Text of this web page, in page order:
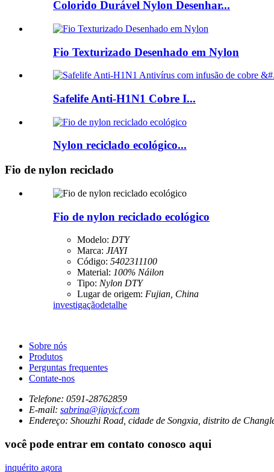
Colorido Durável Nylon Desenhar...
Fio Texturizado Desenhado em Nylon
Safelife Anti-H1N1 Cobre I...
Nylon reciclado ecológico...
Fio de nylon reciclado
Fio de nylon reciclado ecológico
Modelo: DTY
Marca: JIAYI
Código: 5402311100
Material: 100% Náilon
Tipo: Nylon DTY
Lugar de origem: Fujian, China
investigaçãodetalhe
Sobre nós
Produtos
Perguntas frequentes
Contate-nos
Telefone: 0591-28762859
E-mail: sabrina@jiayicf.com
Endereço: Shouzhi Road, cidade de Songxia, distrito de
você pode entrar em contato conosco aqui
inquérito agora